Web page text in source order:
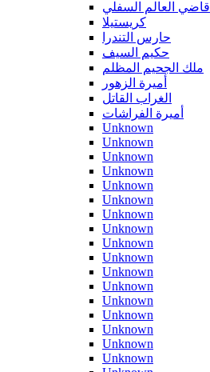
قاضي العالم السفلي
كريستيلا
حارس التندرا
حكيم السيف
ملك الجحيم المظلم
أميرة الزهور
الغراب القاتل
أميرة الفراشات
Unknown
Unknown
Unknown
Unknown
Unknown
Unknown
Unknown
Unknown
Unknown
Unknown
Unknown
Unknown
Unknown
Unknown
Unknown
Unknown
Unknown